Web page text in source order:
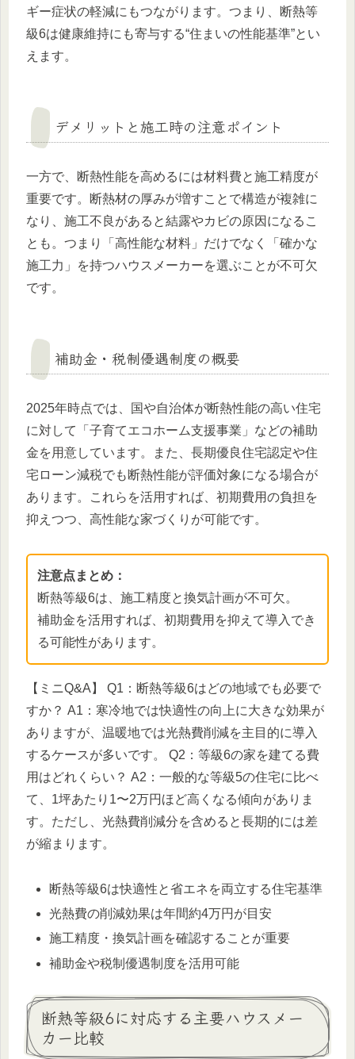
ギー症状の軽減にもつながります。つまり、断熱等
級6は健康維持にも寄与する“住まいの性能基準”とい
えます。
デメリットと施工時の注意ポイント
一方で、断熱性能を高めるには材料費と施工精度が
重要です。断熱材の厚みが増すことで構造が複雑に
なり、施工不良があると結露やカビの原因になるこ
とも。つまり「高性能な材料」だけでなく「確かな
施工力」を持つハウスメーカーを選ぶことが不可欠
です。
補助金・税制優遇制度の概要
2025年時点では、国や自治体が断熱性能の高い住宅
に対して「子育てエコホーム支援事業」などの補助
金を用意しています。また、長期優良住宅認定や住
宅ローン減税でも断熱性能が評価対象になる場合が
あります。これらを活用すれば、初期費用の負担を
抑えつつ、高性能な家づくりが可能です。
注意点まとめ：
断熱等級6は、施工精度と換気計画が不可欠。
補助金を活用すれば、初期費用を抑えて導入でき
る可能性があります。
【ミニQ&A】 Q1：断熱等級6はどの地域でも必要で
すか？ A1：寒冷地では快適性の向上に大きな効果が
ありますが、温暖地では光熱費削減を主目的に導入
するケースが多いです。 Q2：等級6の家を建てる費
用はどれくらい？ A2：一般的な等級5の住宅に比べ
て、1坪あたり1〜2万円ほど高くなる傾向がありま
す。ただし、光熱費削減分を含めると長期的には差
が縮まります。
断熱等級6は快適性と省エネを両立する住宅基準
光熱費の削減効果は年間約4万円が目安
施工精度・換気計画を確認することが重要
補助金や税制優遇制度を活用可能
断熱等級6に対応する主要ハウスメー
カー比較